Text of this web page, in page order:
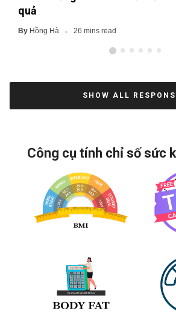
quả
By Hồng Hà 26 mins read
SHOW ALL
Công cụ tính chỉ số sức